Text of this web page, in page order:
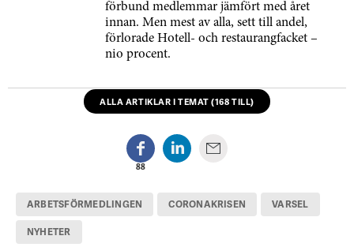
förbund medlemmar jämfört med året
innan. Men mest av alla, sett till andel,
förlorade Hotell- och restaurangfacket –
nio procent.
ALLA ARTIKLAR I TEMAT (168 TILL)
88
ARBETSFÖRMEDLINGEN CORONAKRISEN VARSEL
NYHETER